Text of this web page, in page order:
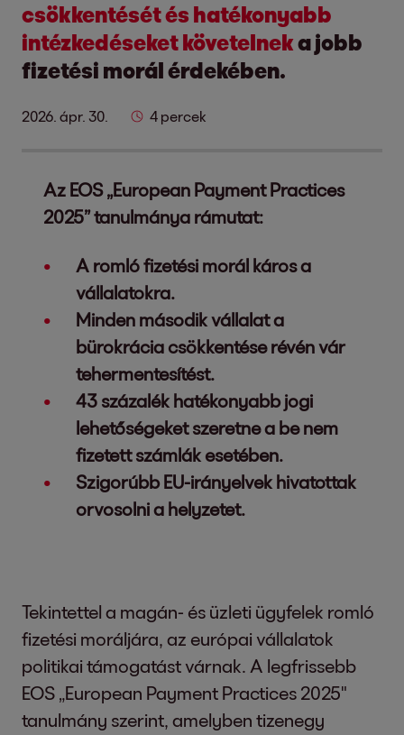
csökkentését és hatékonyabb
intézkedéseket követelneka jobb
fizetési morál érdekében.
2026. ápr. 30. 4 percek
Az EOS „European Payment Practices
2025” tanulmánya rámutat:
A romló fizetési morál káros a
vállalatokra.
Minden második vállalat a
bürokrácia csökkentése révén vár
tehermentesítést.
43 százalék hatékonyabb jogi
lehetőségeket szeretne a be nem
fizetett számlák esetében.
Szigorúbb EU-irányelvek hivatottak
orvosolni a helyzetet.
Tekintettel a magán- és üzleti ügyfelek romló
fizetési moráljára, az európai vállalatok
politikai támogatást várnak. A legfrissebb
EOS „European Payment Practices 2025"
tanulmány szerint, amelyben tizenegy